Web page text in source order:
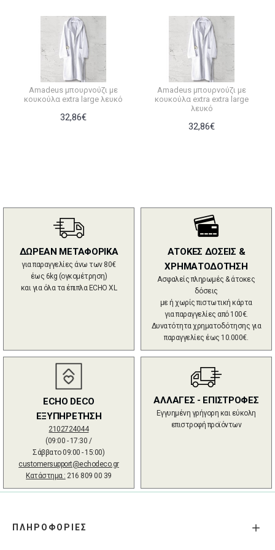
Amadeus μπουρνούζι με
κουκούλα extra large λευκό
32,86€
Amadeus μπουρνούζι με
κουκούλα extra extra large
λευκό
32,86€
ΔΩΡΕΑΝ ΜΕΤΑΦΟΡΙΚΑ
για παραγγελίες άνω των 80€
έως 6kg (ογκομέτρηση)
και για όλα τα έπιπλα ECHO XL
ΑΤΟΚΕΣ ΔΟΣΕΙΣ &
ΧΡΗΜΑΤΟΔΟΤΗΣΗ
Ασφαλείς πληρωμές & άτοκες
δόσεις
με ή χωρίς πιστωτική κάρτα
για παραγγελίες από 100€.
Δυνατότητα χρηματοδότησης για
παραγγελίες έως 10.000€.
ECHO DECO
ΕΞΥΠΗΡΕΤΗΣΗ
2102724044
(09:00 - 17:30 /
Σάββατο 09:00 - 15:00)
customersupport@echodeco.gr
Κατάστημα : 216 809 00 39
ΑΛΛΑΓΕΣ - ΕΠΙΣΤΡΟΦΕΣ
Εγγυημένη γρήγορη και εύκολη
επιστροφή προϊόντων
ΠΛΗΡΟΦΟΡΙΕΣ